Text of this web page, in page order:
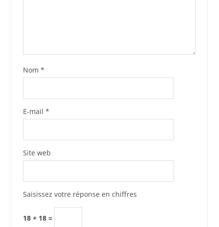
Nom *
E-mail *
Site web
Saisissez votre réponse en chiffres
18 + 18 =